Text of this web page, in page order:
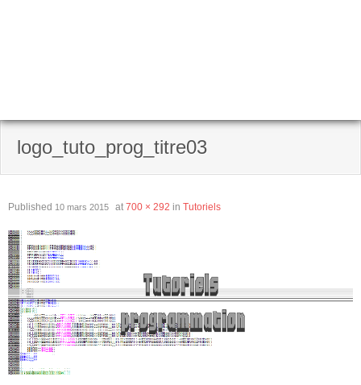
logo_tuto_prog_titre03
Published 10 mars 2015 at 700 × 292 in Tutoriels